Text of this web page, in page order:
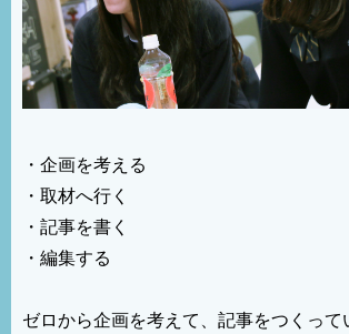
・企画を考える
・取材へ行く
・記事を書く
・編集する
ゼロから企画を考えて、記事をつくって